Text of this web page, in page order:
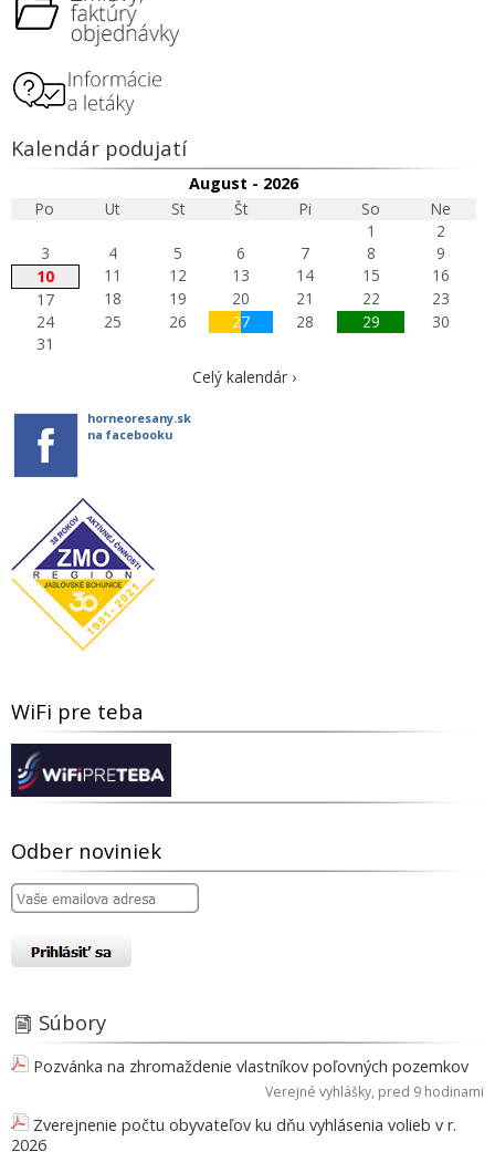
Kalendár podujatí
August - 2026
Po
Ut St Št Pi So
Ne
1
2
3
4 5 6 7 8
9
10
11 12 13 14 15
16
17
18 19 20 21 22
23
24
25 26 27 28 29
30
31
Celý kalendár ›
horneoresany.sk
na facebooku
WiFi pre teba
Odber noviniek
Súbory
Pozvánka na zhromaždenie vlastníkov poľovných pozemkov
Verejné vyhlášky, pred 9 hodinami
Zverejnenie počtu obyvateľov ku dňu vyhlásenia volieb v r.
2026